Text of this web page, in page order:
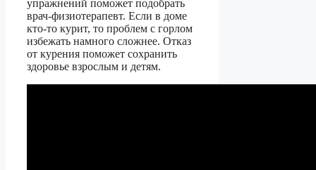
упражнений поможет подобрать
врач-физиотерапевт. Если в доме
кто-то курит, то проблем с горлом
избежать намного сложнее. Отказ
от курения поможет сохранить
здоровье взрослым и детям.